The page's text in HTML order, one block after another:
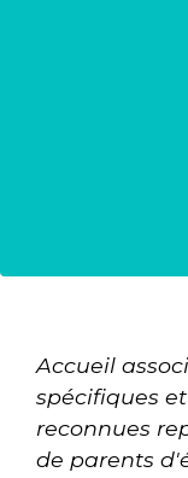
Accueil
spécifiques
reconnues
de parents